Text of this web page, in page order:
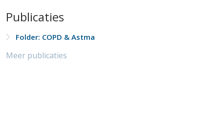
Publicaties
Folder: COPD & Astma
Meer publicaties